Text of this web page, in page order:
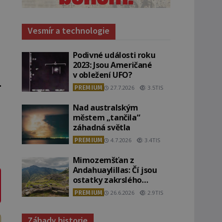
Vesmír a technologie
Podivné události roku
2023: Jsou Američané
v obležení UFO?
PREMIUM 27.7.2026 3.5TIS
Nad australským
městem „tančila“
záhadná světla
PREMIUM 4.7.2026 3.4TIS
Mimozemšťan z
Andahuaylillas: Čí jsou
ostatky zakrslého
stvoření s ohromnou
lebkou?
PREMIUM 26.6.2026 2.9TIS